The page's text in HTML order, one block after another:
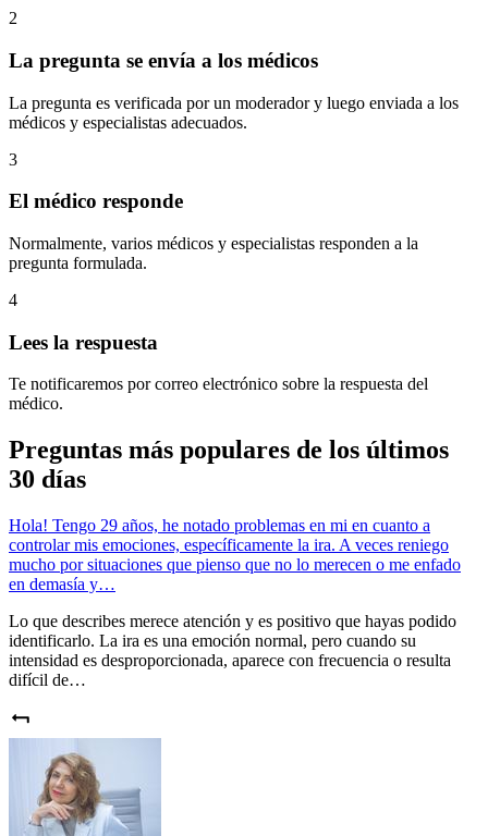
2
La pregunta se envía a los médicos
La pregunta es verificada por un moderador y luego enviada a los
médicos y especialistas adecuados.
3
El médico responde
Normalmente, varios médicos y especialistas responden a la
pregunta formulada.
4
Lees la respuesta
Te notificaremos por correo electrónico sobre la respuesta del
médico.
Preguntas más populares de los últimos
30 días
Hola! Tengo 29 años, he notado problemas en mi en cuanto a
controlar mis emociones, específicamente la ira. A veces reniego
mucho por situaciones que pienso que no lo merecen o me enfado
en demasía y…
Lo que describes merece atención y es positivo que hayas podido
identificarlo. La ira es una emoción normal, pero cuando su
intensidad es desproporcionada, aparece con frecuencia o resulta
difícil de…